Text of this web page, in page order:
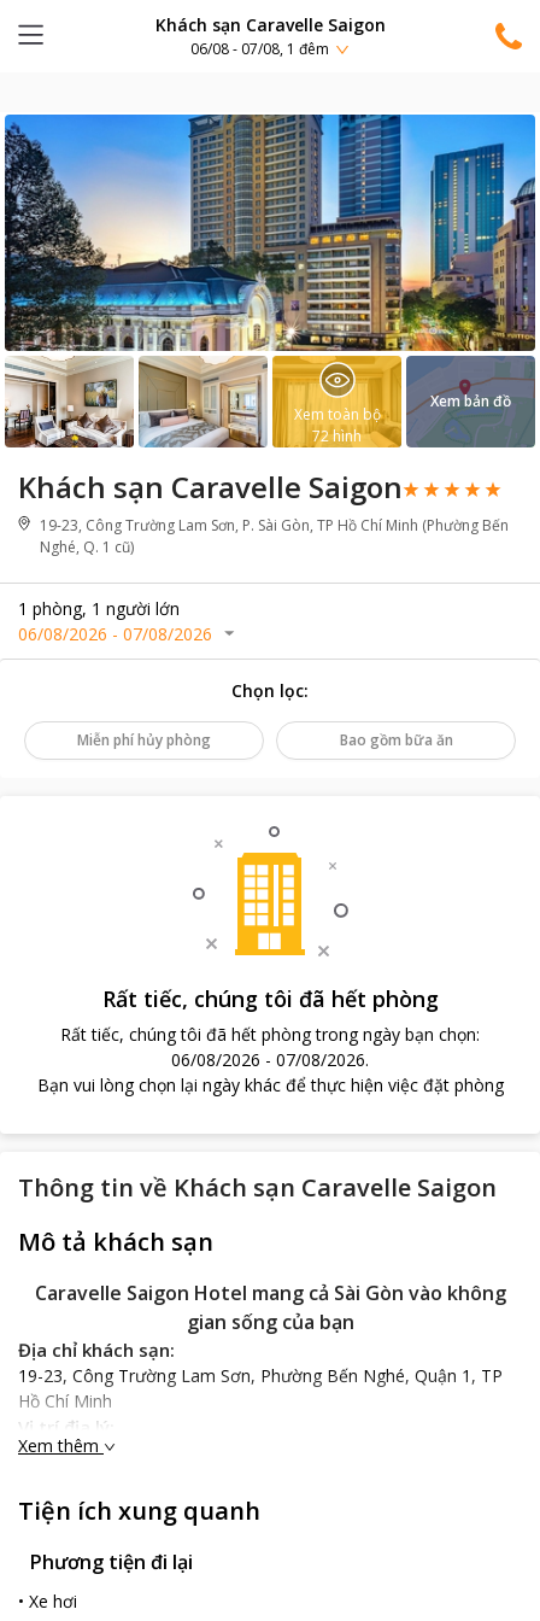
Khách sạn Caravelle Saigon
06/08 - 07/08, 1 đêm
Khách sạn Caravelle Saigon
19-23, Công Trường Lam Sơn, P. Sài Gòn, TP Hồ Chí Minh (Phường Bến
Nghé, Q. 1 cũ)
1 phòng, 1 người lớn
06/08/2026 - 07/08/2026
Xem toàn bộ
72hình
Xem bản đồ
Chọn lọc:
Miễn phí hủy phòng Bao gồm bữa ăn
Rất tiếc, chúng tôi đã hết phòng
Rất tiếc, chúng tôi đã hết phòng trong ngày bạn chọn:
06/08/2026 - 07/08/2026.
Bạn vui lòng chọn lại ngày khác để thực hiện việc đặt phòng
Thông tin về Khách sạn Caravelle Saigon
Mô tả khách sạn
Caravelle Saigon Hotel mang cả Sài Gòn vào không
gian sống của bạn
Địa chỉ khách sạn:
19-23, Công Trường Lam Sơn, Phường Bến Nghé, Quận 1, TP
Hồ Chí Minh
Vị trí địa lý:
Caravelle Saigon Hotel
Thành Phố, ngay trung tâm thuận lợi cho giao thông đi lại,
không cách quá xa những địa điểm du lịch nên ở đây bạn có thể
đi tới những điểm du lịch của Sài Gòn một cách nhanh chóng,
dễ dàng và tiện lợi nhất.
Đặc điểm khách sạn:
Xem thêm
Tiện ích xung quanh
Phương tiện đi lại
• Xe hơi